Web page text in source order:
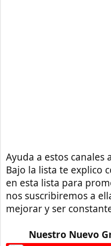
Ayuda a estos canales
Bajo la lista te explico
en esta lista para
nos suscribiremos a
mejorar y ser
Nuestro Nuevo